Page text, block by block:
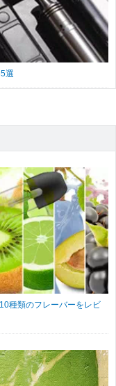
選
種類のフレーバーをレビ